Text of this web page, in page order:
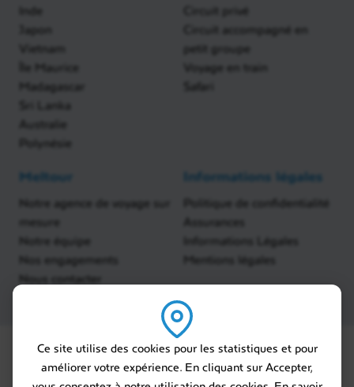
Ce site utilise des cookies pour les statistiques et pour
améliorer votre expérience. En cliquant sur Accepter,
Inde
Japon
Vietnam
Île Maurice
Madagascar
Sri Lanka
Australie
Polynésie
Circuit privé
Circuit accompagné en
petit groupe
Voyage en train
Safari
Meltour
Notre agence de voyage sur
mesure
Notre équipe
Nos engagements
Nous contacter
Informations légales
Politique de confidentialité
Assurances
Informations Légales
Mentions légales